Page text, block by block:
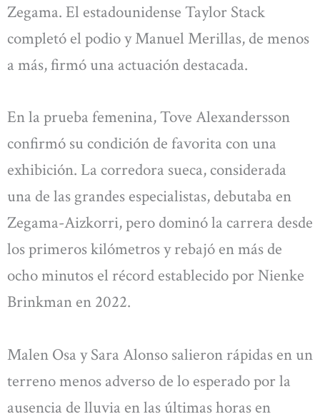
Zegama. El estadounidense Taylor Stack
completó el podio y Manuel Merillas, de menos
a más, firmó una actuación destacada.
En la prueba femenina, Tove Alexandersson
confirmó su condición de favorita con una
exhibición. La corredora sueca, considerada
una de las grandes especialistas, debutaba en
Zegama-Aizkorri, pero dominó la carrera desde
los primeros kilómetros y rebajó en más de
ocho minutos el récord establecido por Nienke
Brinkman en 2022.
Malen Osa y Sara Alonso salieron rápidas en un
terreno menos adverso de lo esperado por la
ausencia de lluvia en las últimas horas en